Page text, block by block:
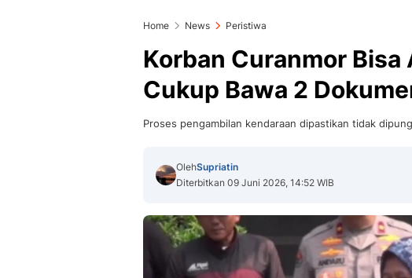
Home News Peristiwa
Korban Curanmor
Cukup Bawa 2
Proses pengambilan kendaraan dipastikan tidak
OlehSupriatin
Diterbitkan 09 Juni 2026, 14:52 WIB